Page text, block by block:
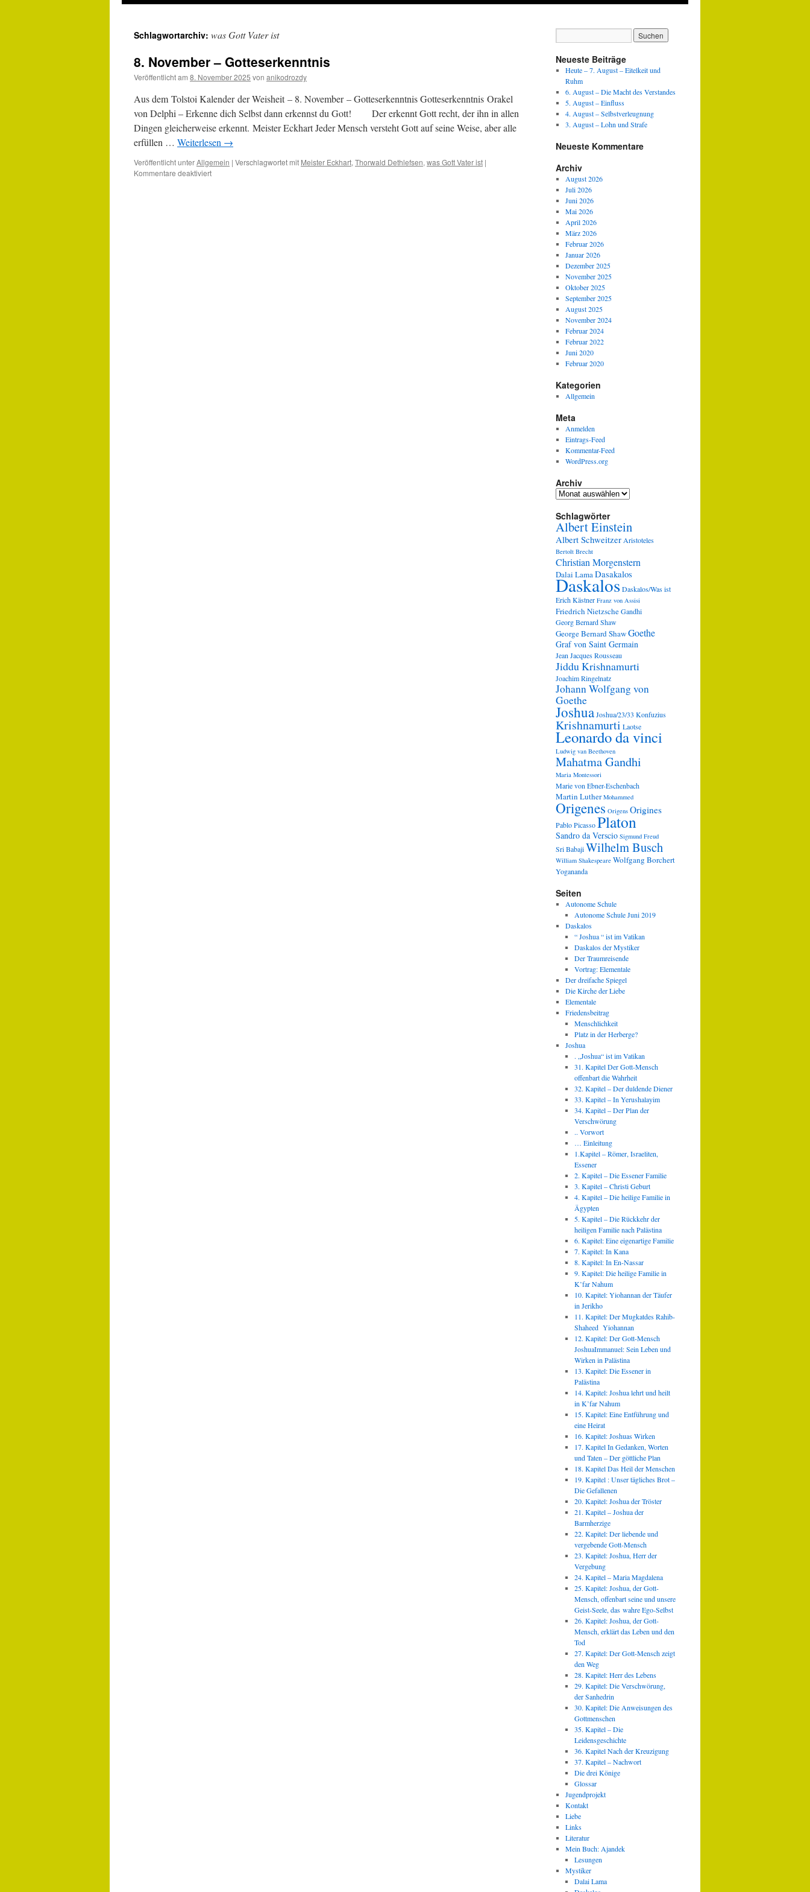
Schlagwortarchiv: was Gott Vater ist
8. November – Gotteserkenntnis
Veröffentlicht am 8. November 2025 von anikodrozdy
Aus dem Tolstoi Kalender der Weisheit – 8. November – Gotteserkenntnis Gotteserkenntnis Orakel
von Delphi – Erkenne dich Selbst dann erkennst du Gott! Der erkennt Gott recht, der ihn in allen
Dingen gleicherweise erkennt. Meister Eckhart Jeder Mensch versteht Gott auf seine Weise, aber alle
erfüllen … Weiterlesen →
Veröffentlicht unterAllgemein | Verschlagwortet mit Meister Eckhart, Thorwald Dethlefsen, was Gott Vater ist |
Kommentare deaktiviertfür
Neueste Beiträge
Heute – 7. August – Eitelkeit und
Ruhm
6. August – Die Macht des Verstandes
5. August – Einfluss
4. August – Selbstverleugnung
3. August – Lohn und Strafe
Neueste Kommentare
Archiv
August 2026
Juli 2026
Juni 2026
Mai 2026
April 2026
März 2026
Februar 2026
Januar 2026
Dezember 2025
November 2025
Oktober 2025
September 2025
August 2025
November 2024
Februar 2024
Februar 2022
Juni 2020
Februar 2020
Kategorien
Allgemein
Meta
Anmelden
Eintrags-Feed
Kommentar-Feed
WordPress.org
Archiv
Archiv
Schlagwörter
Albert Einstein
Albert Schweitzer Aristoteles
Bertolt Brecht
Christian Morgenstern
Dalai LamaDasakalos
DaskalosDaskalos/Was ist
Erich Kästner Franz von Assisi
Friedrich NietzscheGandhi
Georg Bernard Shaw
George Bernard ShawGoethe
Graf von Saint Germain
Jean Jacques Rousseau
Jiddu Krishnamurti
Joachim Ringelnatz
Johann Wolfgang von
Goethe
JoshuaJoshua/23/33 Konfuzius
Krishnamurti Laotse
Leonardo da vinci
Ludwig van Beethoven
Mahatma Gandhi
Maria Montessori
Marie von Ebner-Eschenbach
Martin Luther Mohammed
Origenes Origens Origines
Pablo PicassoPlaton
Sandro da Verscio Sigmund Freud
Sri BabajiWilhelm Busch
William Shakespeare Wolfgang Borchert
Yogananda
Seiten
Autonome Schule
Autonome Schule Juni 2019
Daskalos
“ Joshua “ ist im Vatikan
Daskalos der Mystiker
Der Traumreisende
Vortrag: Elementale
Der dreifache Spiegel
Die Kirche der Liebe
Elementale
Friedensbeitrag
Menschlichkeit
Platz in der Herberge?
Joshua
. „Joshua“ ist im Vatikan
31. Kapitel Der Gott-Mensch
offenbart die Wahrheit
32. Kapitel – Der duldende Diener
33. Kapitel – In Yerushalayim
34. Kapitel – Der Plan der
Verschwörung
.. Vorwort
… Einleitung
1.Kapitel – Römer, Israeliten,
Essener
2. Kapitel – Die Essener Familie
3. Kapitel – Christi Geburt
4. Kapitel – Die heilige Familie in
Ägypten
5. Kapitel – Die Rückkehr der
heiligen Familie nach Palästina
6. Kapitel: Eine eigenartige Familie
7. Kapitel: In Kana
8. Kapitel: In En-Nassar
9. Kapitel: Die heilige Familie in
K’far Nahum
10. Kapitel: Yiohannan der Täufer
in Jerikho
11. Kapitel: Der Mugkatdes Rahib-
Shaheed Yiohannan
12. Kapitel: Der Gott-Mensch
JoshuaImmanuel: Sein Leben und
Wirken in Palästina
13. Kapitel: Die Essener in
Palästina
14. Kapitel: Joshua lehrt und heilt
in K’far Nahum
15. Kapitel: Eine Entführung und
eine Heirat
16. Kapitel: Joshuas Wirken
17. Kapitel In Gedanken, Worten
und Taten – Der göttliche Plan
18. Kapitel Das Heil der Menschen
19. Kapitel : Unser tägliches Brot –
Die Gefallenen
20. Kapitel: Joshua der Tröster
21. Kapitel – Joshua der
Barmherzige
22. Kapitel: Der liebende und
vergebende Gott-Mensch
23. Kapitel: Joshua, Herr der
Vergebung
24. Kapitel – Maria Magdalena
25. Kapitel: Joshua, der Gott-
Mensch, offenbart seine und unsere
Geist-Seele, das wahre Ego-Selbst
26. Kapitel: Joshua, der Gott-
Mensch, erklärt das Leben und den
Tod
27. Kapitel: Der Gott-Mensch zeigt
den Weg
28. Kapitel: Herr des Lebens
29. Kapitel: Die Verschwörung,
der Sanhedrin
30. Kapitel: Die Anweisungen des
Gottmenschen
35. Kapitel – Die
Leidensgeschichte
36. Kapitel Nach der Kreuzigung
37. Kapitel – Nachwort
Die drei Könige
Glossar
Jugendprojekt
Kontakt
Liebe
Links
Literatur
Mein Buch: Ajandek
Lesungen
Mystiker
Dalai Lama